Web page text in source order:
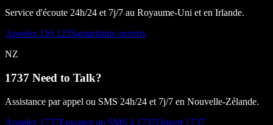
Service d'écoute 24h/24 et 7j/7 au Royaume-Uni et en Irlande.
Appelez 116 123Samaritains ouverts
NZ
1737 Need to Talk?
Assistance par appel ou SMS 24h/24 et 7j/7 en Nouvelle-Zélande.
Appelez 1737Envoyez un SMS à 1737Ouvert 1737